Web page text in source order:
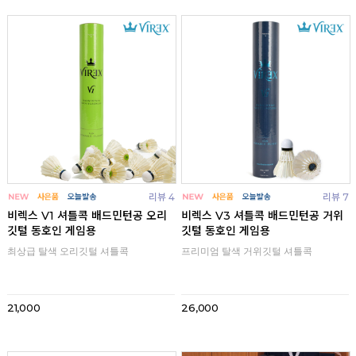
리뷰 4
비렉스 V1 셔틀콕 배드민턴공 오리
깃털 동호인 게임용
최상급 탈색 오리깃털 셔틀콕
21,000
리뷰 7
비렉스 V3 셔틀콕 배드민턴공 거위
깃털 동호인 게임용
프리미엄 탈색 거위깃털 셔틀콕
26,000